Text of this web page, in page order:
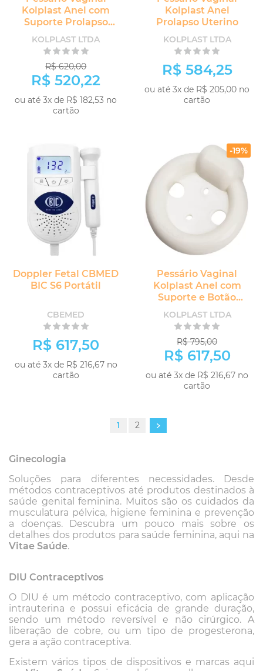
Kolplast Anel com
Suporte Prolapso
Uterino
KOLPLAST LTDA
R$ 620,00
R$ 520,22
ou até 3x de R$ 182,53 no
cartão
Kolplast Anel
Prolapso Uterino
KOLPLAST LTDA
R$ 584,25
ou até 3x de R$ 205,00 no
cartão
Doppler Fetal CBMED
BIC S6 Portátil
CBEMED
R$ 617,50
ou até 3x de R$ 216,67 no
cartão
-19%
Pessário Vaginal
Kolplast Anel com
Suporte e Botão
Prolapso Uterino
KOLPLAST LTDA
R$ 795,00
R$ 617,50
ou até 3x de R$ 216,67 no
cartão
1 2
Ginecologia
Soluções para diferentes necessidades. Desde
métodos contraceptivos até produtos destinados à
saúde genital feminina. Muitos são os cuidados da
musculatura pélvica, higiene feminina e prevenção
a doenças. Descubra um pouco mais sobre os
detalhes dos produtos para saúde feminina, aqui na
Vitae Saúde.
DIU Contraceptivos
O DIU é um método contraceptivo, com aplicação
intrauterina e possui eficácia de grande duração,
sendo um método reversível e não cirúrgico. A
liberação de cobre, ou um tipo de progesterona,
gera a ação contraceptiva.
Existem vários tipos de dispositivos e marcas aqui